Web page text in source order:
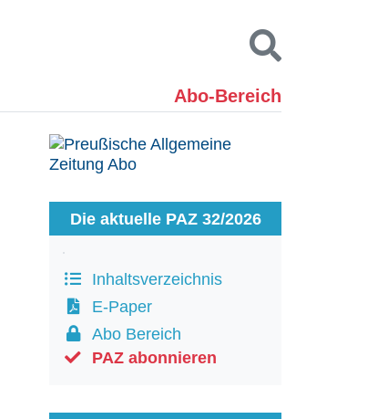
Abo-Bereich
Kontakt
Die aktuelle PAZ 32/2026
Inhaltsverzeichnis
E-Paper
Abo Bereich
PAZ abonnieren